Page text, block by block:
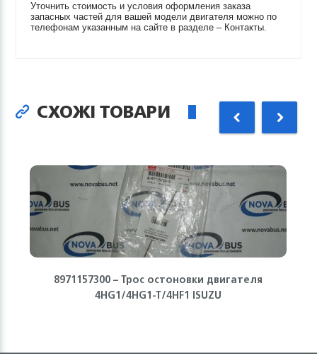
Уточнить стоимость и условия оформления заказа
запасных частей для вашей модели двигателя можно по
телефонам указанным на сайте в разделе – Контакты.
СХОЖІ ТОВАРИ
8971157300 – Трос остоновки двигателя
4HG1/4HG1-T/4HF1 ISUZU